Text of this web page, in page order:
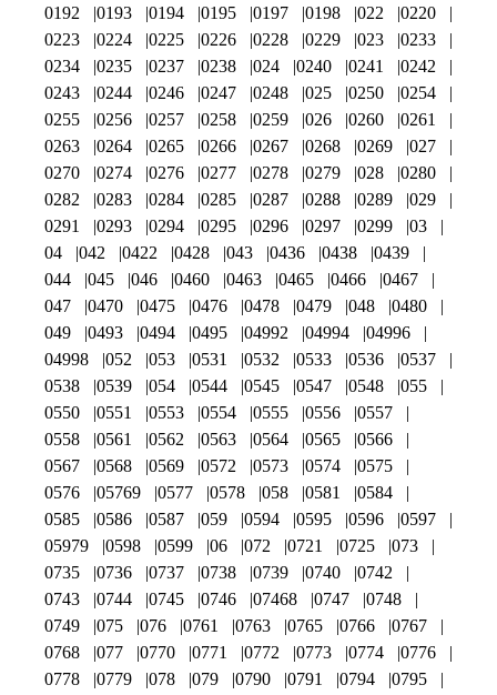
0192 0193 0194 0195 0197 0198 022
0220
0223
0224 0225 0226 0228 0229 023
0233
0234
0235 0237 0238 024 0240 0241
0242
0243
0244 0246 0247 0248 025 0250
0254
0255
0256 0257 0258 0259 026 0260
0261
0263
0264 0265 0266 0267 0268 0269
027
0270
0274 0276 0277 0278 0279 028
0280
0282
0283 0284 0285 0287 0288 0289
029
0291
0293 0294 0295 0296 0297 0299
03
04
042 0422 0428 043 0436 0438
0439
044
045 046 0460 0463 0465 0466
0467
047
0470 0475 0476 0478 0479 048
0480
049
0493 0494 0495 04992 04994
04996
04998
052 053 0531 0532 0533 0536
0537
0538
0539 054 0544 0545 0547 0548
055
0550
0551 0553 0554 0555 0556
0557
0558
0561 0562 0563 0564 0565
0566
0567
0568 0569 0572 0573 0574
0575
0576
05769 0577 0578 058 0581
0584
0585
0586 0587 059 0594 0595 0596
0597
05979
0598 0599 06 072 0721 0725
073
0735
0736 0737 0738 0739 0740
0742
0743
0744 0745 0746 07468 0747
0748
0749
075 076 0761 0763 0765 0766
0767
0768
077 0770 0771 0772 0773 0774
0776
0778
0779 078 079 0790 0791 0794
0795